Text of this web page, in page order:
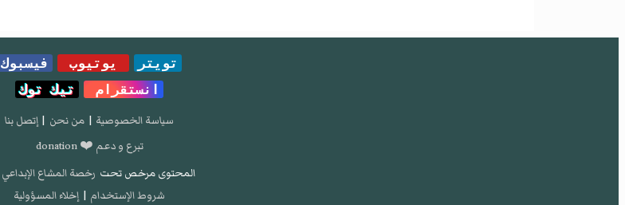
تويتر يوتيوب
فيسبوك
انستقرام
تيك توك
سياسة الخصوصية | من نحن | إتصل بنا
تبرع و دعم ❤️ donation
المحتوى مرخص تحت رخصة المشاع الإبداعي 3.0
شروط الإستخدام | إخلاء المسؤولية